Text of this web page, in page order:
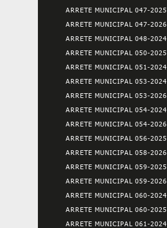
ARRETE MUNICIPAL 047-2025
ARRETE MUNICIPAL 047-2026
ARRETE MUNICIPAL 048-2024
ARRETE MUNICIPAL 050-2025
ARRETE MUNICIPAL 051-2024
ARRETE MUNICIPAL 053-2024
ARRETE MUNICIPAL 053-2026
ARRETE MUNICIPAL 054-2024
ARRETE MUNICIPAL 054-2026
ARRETE MUNICIPAL 056-2025
ARRETE MUNICIPAL 058-2026
ARRETE MUNICIPAL 059-2025
ARRETE MUNICIPAL 059-2026
ARRETE MUNICIPAL 060-2024
ARRETE MUNICIPAL 060-2025
ARRETE MUNICIPAL 061-2024